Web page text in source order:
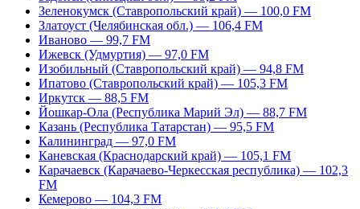
Зеленокумск (Ставропольский край) — 100,0 FM
Златоуст (Челябинская обл.) — 106,4 FM
Иваново — 99,7 FM
Ижевск (Удмуртия) — 97,0 FM
Изобильный (Ставропольский край) — 94,8 FM
Ипатово (Ставропольский край) — 105,3 FM
Иркутск — 88,5 FM
Йошкар-Ола (Республика Марий Эл) — 88,7 FM
Казань (Республика Татарстан) — 95,5 FM
Калининград — 97,0 FM
Каневская (Краснодарский край) — 105,1 FM
Карачаевск (Карачаево-Черкесская республика) — 102,3
FM
Кемерово — 104,3 FM